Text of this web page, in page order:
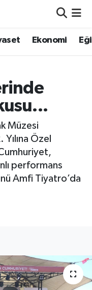
Ekonomi
Müzesi
Özel
performans
Amfi Tiyatro’da